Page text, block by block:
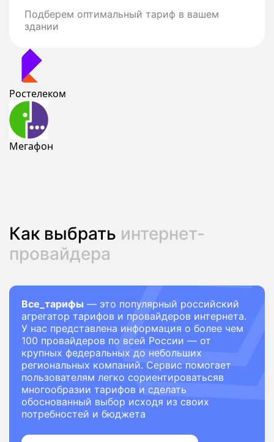
Подберем оптимальный тариф в вашем
здании
Ростелеком
Мегафон
Как выбрать интернет-
провайдера
Все_тарифы — это популярный российский
агрегатор тарифов и провайдеров интернета.
У нас представлена информация о более чем
100 провайдеров по всей России — от
крупных федеральных до небольших
региональных компаний. Сервис помогает
пользователям легко сориентироватьсяв
многообразии тарифов и сделать
обоснованный выбор исходя из своих
потребностей и бюджета